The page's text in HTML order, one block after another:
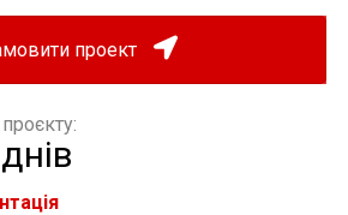
проект
днів